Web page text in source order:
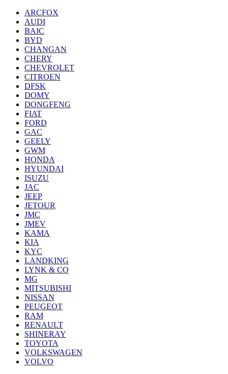
ARCFOX
AUDI
BAIC
BYD
CHANGAN
CHERY
CHEVROLET
CITROEN
DFSK
DOMY
DONGFENG
FIAT
FORD
GAC
GEELY
GWM
HONDA
HYUNDAI
ISUZU
JAC
JEEP
JETOUR
JMC
JMEV
KAMA
KIA
KYC
LANDKING
LYNK & CO
MG
MITSUBISHI
NISSAN
PEUGEOT
RAM
RENAULT
SHINERAY
TOYOTA
VOLKSWAGEN
VOLVO